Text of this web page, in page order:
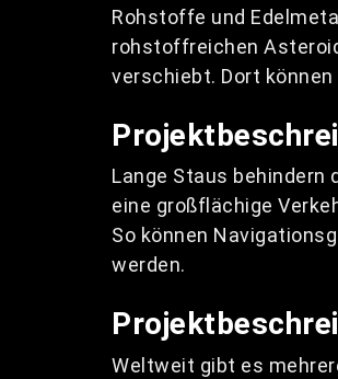
Rohstoffe und
rohstoffreichen
verschiebt. Dort
Lange Staus
eine großflächige
So können
werden.
Weltweit gibt es